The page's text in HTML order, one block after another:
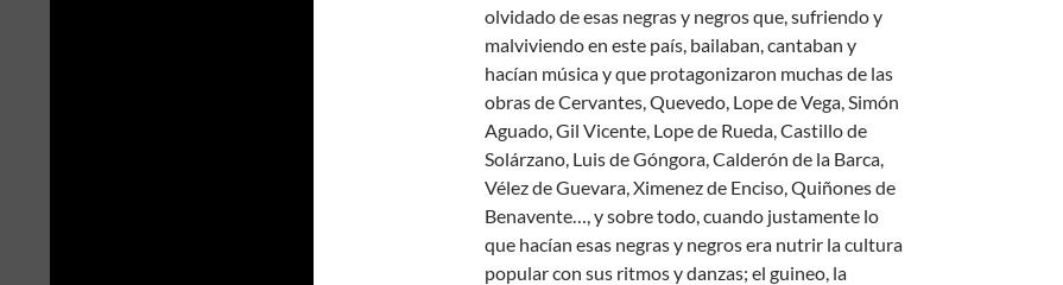
olvidado de esas negras y negros que, sufriendo y
malviviendo en este país, bailaban, cantaban y
hacían música y que protagonizaron muchas de las
obras de Cervantes, Quevedo, Lope de Vega, Simón
Aguado, Gil Vicente, Lope de Rueda, Castillo de
Solárzano, Luis de Góngora, Calderón de la Barca,
Vélez de Guevara, Ximenez de Enciso, Quiñones de
Benavente…, y sobre todo, cuando justamente lo
que hacían esas negras y negros era nutrir la cultura
popular con sus ritmos y danzas; el guineo, la